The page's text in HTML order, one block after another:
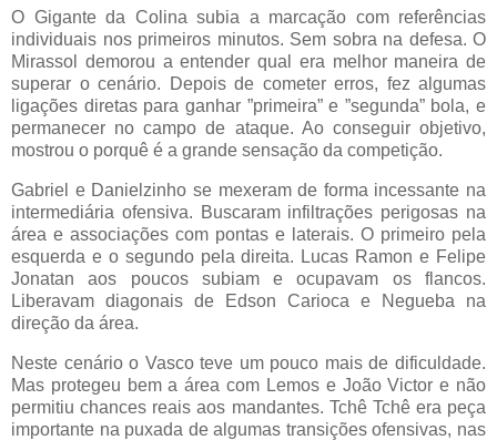
O Gigante da Colina subia a marcação com referências
individuais nos primeiros minutos. Sem sobra na defesa. O
Mirassol demorou a entender qual era melhor maneira de
superar o cenário. Depois de cometer erros, fez algumas
ligações diretas para ganhar ”primeira” e ”segunda” bola, e
permanecer no campo de ataque. Ao conseguir objetivo,
mostrou o porquê é a grande sensação da competição.
Gabriel e Danielzinho se mexeram de forma incessante na
intermediária ofensiva. Buscaram infiltrações perigosas na
área e associações com pontas e laterais. O primeiro pela
esquerda e o segundo pela direita. Lucas Ramon e Felipe
Jonatan aos poucos subiam e ocupavam os flancos.
Liberavam diagonais de Edson Carioca e Negueba na
direção da área.
Neste cenário o Vasco teve um pouco mais de dificuldade.
Mas protegeu bem a área com Lemos e João Victor e não
permitiu chances reais aos mandantes. Tchê Tchê era peça
importante na puxada de algumas transições ofensivas, nas